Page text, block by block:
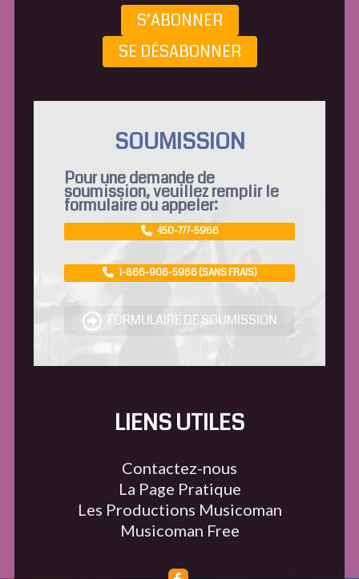
S’ABONNER
SE DÉSABONNER
SOUMISSION
Pour une demande de
soumission, veuillez remplir le
formulaire ou appeler:
450-777-5966
1-866-906-5966 (SANS FRAIS)
FORMULAIRE DE SOUMISSION
LIENS UTILES
Contactez-nous
La Page Pratique
Les Productions Musicoman
Musicoman Free